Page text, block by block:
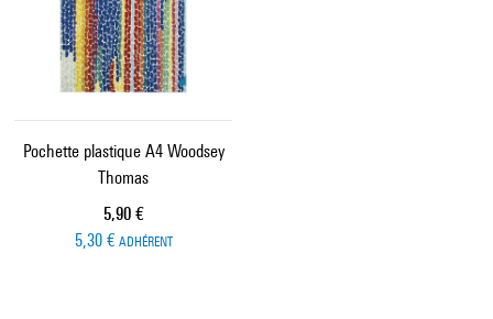
Pochette plastique A4 Woodsey
Thomas
Prix ​​actuel
5,90 €
5,30 € ADHÉRENT